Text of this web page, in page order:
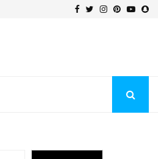
Facebook
Twitter
Instagram
Pinterest